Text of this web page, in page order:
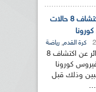
اتحاد الجزائر: اكتشاف 8 حالات
كرة القدم, رياضة
أعلن اتحاد الجزائر عن اكتشاف 8
كورونا
اليوم الجمعة، من بينهم 6 لاعبين وذلك قبل